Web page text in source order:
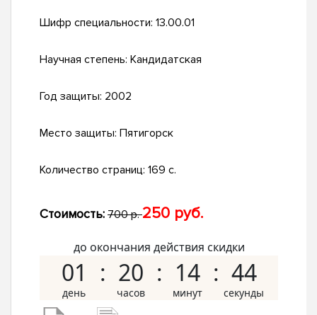
Шифр специальности: 13.00.01
Научная степень: Кандидатская
Год защиты: 2002
Место защиты: Пятигорск
Количество страниц: 169 с.
Стоимость: 700 р.250 руб.
до окончания действия скидки
01 20 14 43